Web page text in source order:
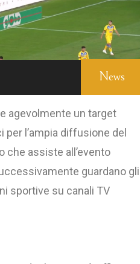
News
agevolmente un target
l’ampia diffusione del
che assiste all’evento
guardano gli
sportive su canali TV